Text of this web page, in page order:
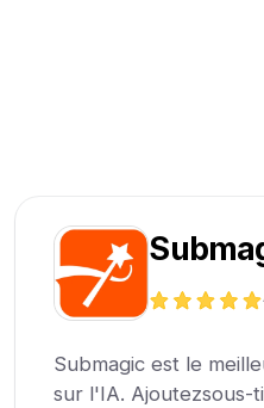
Submagic est le
sur l'IA. Ajoutezsous-